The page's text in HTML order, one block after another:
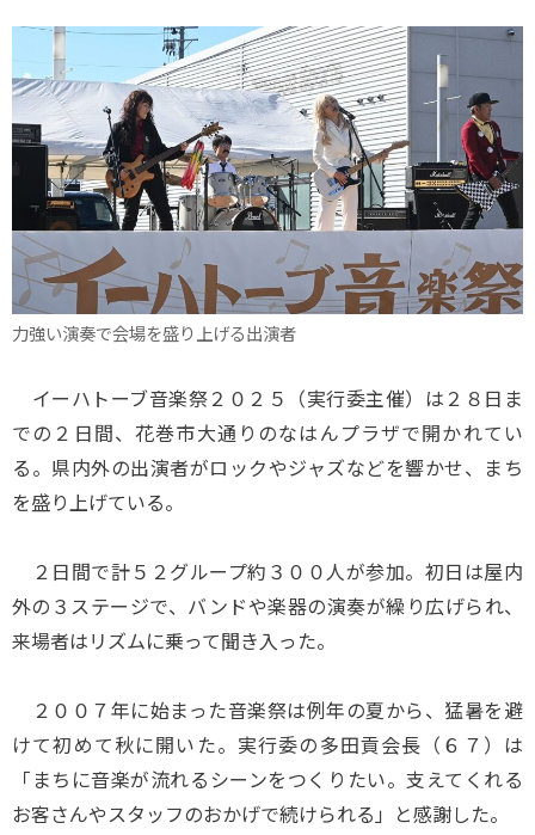
力強い演奏で会場を盛り上げる出演者
イーハトーブ音楽祭２０２５（実行委主催）は２８日ま
での２日間、花巻市大通りのなはんプラザで開かれてい
る。県内外の出演者がロックやジャズなどを響かせ、まち
を盛り上げている。
２日間で計５２グループ約３００人が参加。初日は屋内
外の３ステージで、バンドや楽器の演奏が繰り広げられ、
来場者はリズムに乗って聞き入った。
２００７年に始まった音楽祭は例年の夏から、猛暑を避
けて初めて秋に開いた。実行委の多田貢会長（６７）は
「まちに音楽が流れるシーンをつくりたい。支えてくれる
お客さんやスタッフのおかげで続けられる」と感謝した。